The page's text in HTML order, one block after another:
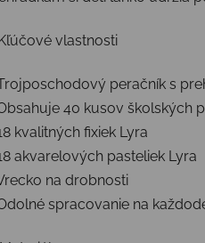
vlastnosti
peračník s
40 kusov školských
kvalitných fixiek Lyra
akvarelových pasteliek Lyra
na drobnosti
spracovanie na